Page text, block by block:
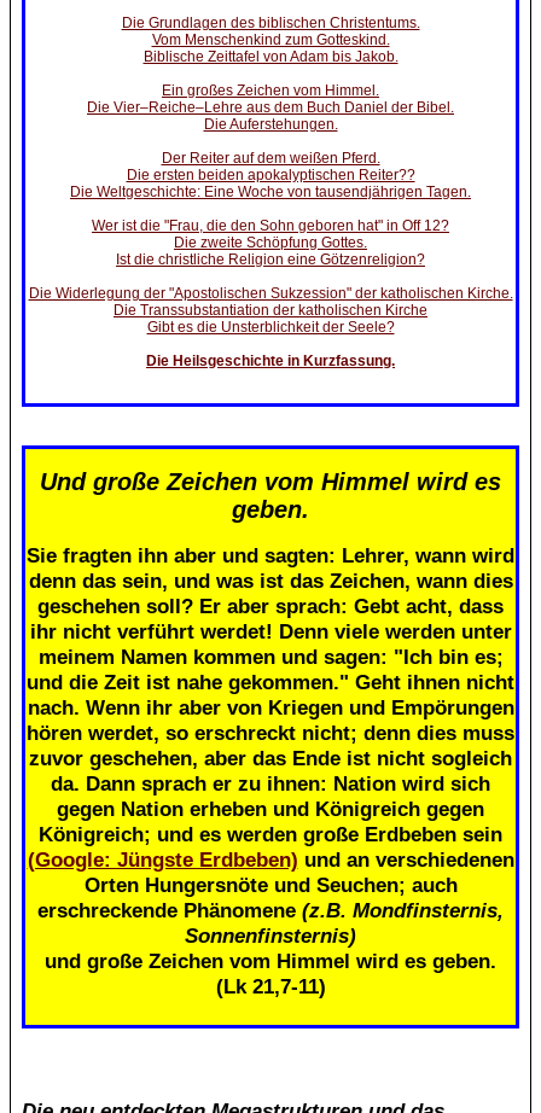
Die Grundlagen des biblischen Christentums.
Vom Menschenkind zum Gotteskind.
Biblische Zeittafel von Adam bis Jakob.
Ein großes Zeichen vom Himmel.
Die Vier–Reiche–Lehre aus dem Buch Daniel der Bibel.
Die Auferstehungen.
Der Reiter auf dem weißen Pferd.
Die ersten beiden apokalyptischen Reiter??
Die Weltgeschichte: Eine Woche von tausendjährigen Tagen.
Wer ist die "Frau, die den Sohn geboren hat" in Off 12?
Die zweite Schöpfung Gottes.
Ist die christliche Religion eine Götzenreligion?
Die Widerlegung der "Apostolischen Sukzession" der katholischen Kirche.
Die Transsubstantiation der katholischen Kirche
Gibt es die Unsterblichkeit der Seele?
Die Heilsgeschichte in Kurzfassung.
Und große Zeichen vom Himmel wird es
geben.
Sie fragten ihn aber und sagten: Lehrer, wann wird
denn das sein, und was ist das Zeichen, wann dies
geschehen soll? Er aber sprach: Gebt acht, dass
ihr nicht verführt werdet! Denn viele werden unter
meinem Namen kommen und sagen: "Ich bin es;
und die Zeit ist nahe gekommen." Geht ihnen nicht
nach. Wenn ihr aber von Kriegen und Empörungen
hören werdet, so erschreckt nicht; denn dies muss
zuvor geschehen, aber das Ende ist nicht sogleich
da. Dann sprach er zu ihnen: Nation wird sich
gegen Nation erheben und Königreich gegen
Königreich; und es werden große Erdbeben sein
(Google: Jüngste Erdbeben) und an verschiedenen
Orten Hungersnöte und Seuchen; auch
erschreckende Phänomene (z.B. Mondfinsternis,
Sonnenfinsternis)
und große Zeichen vom Himmel wird es geben.
(Lk 21,7-11)